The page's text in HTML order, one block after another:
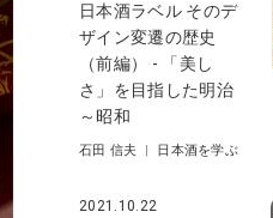
日本酒ラベル そのデ
ザイン変遷の歴史
（前編） - 「美し
さ」を目指した明治
～昭和
石田 信夫 | 日本酒を学ぶ
2021.10.22